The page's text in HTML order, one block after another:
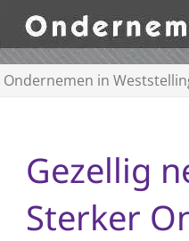
Ondernemen in
Gezellig
Sterker